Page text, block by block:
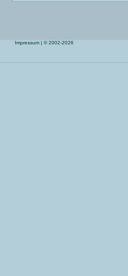
Impressum | © 2002-2026